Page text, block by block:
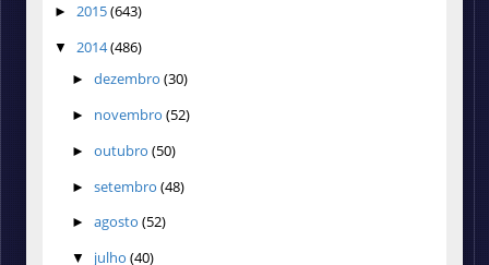
► 2015(643)
▼ 2014(486)
► dezembro (30)
► novembro (52)
► outubro (50)
► setembro (48)
► agosto (52)
▼ julho (40)